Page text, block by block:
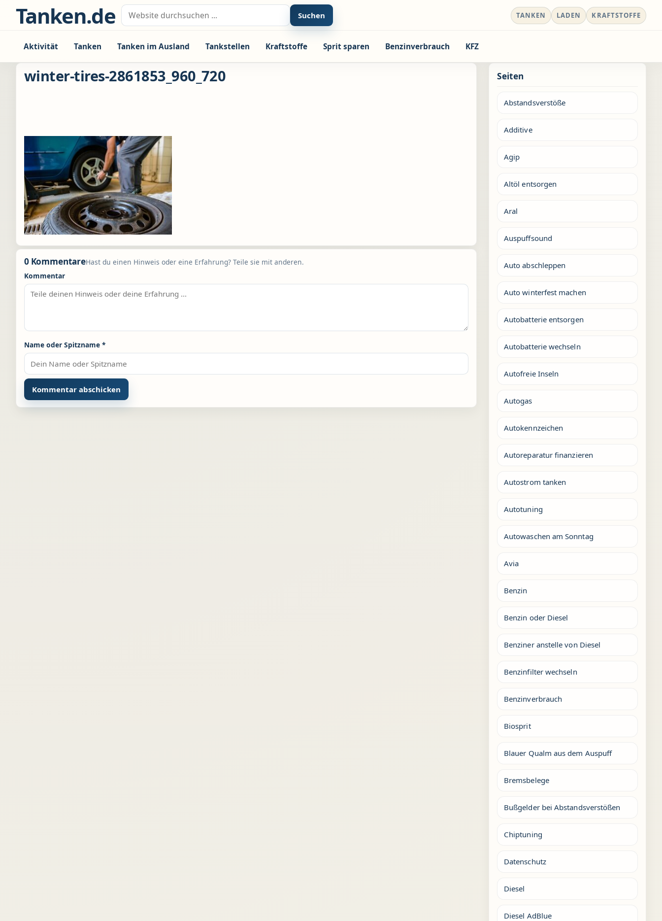
Zum Inhalt springen
Tanken.de Suche nach: Suchen TANKEN LADEN KRAFTSTOFFE
Aktivität Tanken Tanken im Ausland Tankstellen Kraftstoffe Sprit sparen Benzinverbrauch KFZ
winter-tires-2861853_960_720
0 KommentareHast du einen Hinweis oder eine Erfahrung? Teile sie mit anderen.
Kommentar
Name oder Spitzname *
Seiten
Abstandsverstöße
Additive
Agip
Altöl entsorgen
Aral
Auspuffsound
Auto abschleppen
Auto winterfest machen
Autobatterie entsorgen
Autobatterie wechseln
Autofreie Inseln
Autogas
Autokennzeichen
Autoreparatur finanzieren
Autostrom tanken
Autotuning
Autowaschen am Sonntag
Avia
Benzin
Benzin oder Diesel
Benziner anstelle von Diesel
Benzinfilter wechseln
Benzinverbrauch
Biosprit
Blauer Qualm aus dem Auspuff
Bremsbelege
Bußgelder bei Abstandsverstößen
Chiptuning
Datenschutz
Diesel
Diesel AdBlue